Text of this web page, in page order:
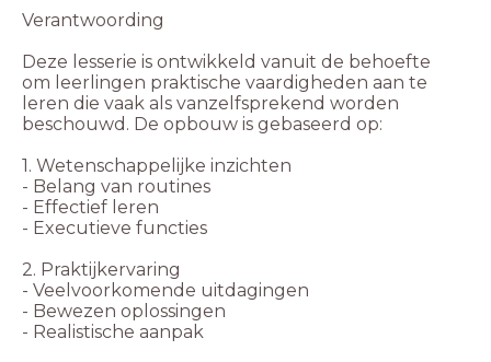
Verantwoording
Deze lesserie is ontwikkeld vanuit de behoefte
om leerlingen praktische vaardigheden aan te
leren die vaak als vanzelfsprekend worden
beschouwd. De opbouw is gebaseerd op:
1. Wetenschappelijke inzichten
- Belang van routines
- Effectief leren
- Executieve functies
2. Praktijkervaring
- Veelvoorkomende uitdagingen
- Bewezen oplossingen
- Realistische aanpak